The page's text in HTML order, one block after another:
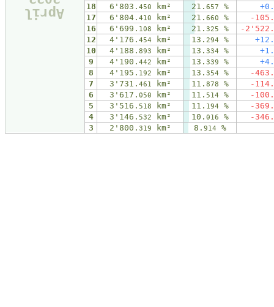
April 18 6'803. 450 km² 21. 657 % +0 .
17
6'804. 410 km² 21. 660 % -105 .
16
6'699. 108 km² 21. 325 % -2'522 .
12
4'176. 454 km² 13. 294 % +12 .
10
4'188. 893 km² 13. 334 % +1 .
9
4'190. 442 km² 13. 339 % +4 .
8
4'195. 192 km² 13. 354 % -463 .
7
3'731. 461 km² 11. 878 % -114 .
6
3'617. 050 km² 11. 514 % -100 .
5
3'516. 518 km² 11. 194 % -369 .
4
3'146. 532 km² 10. 016 % -346 .
3
2'800. 319 km² 8. 914 %